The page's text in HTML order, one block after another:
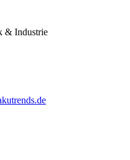
& Industrie